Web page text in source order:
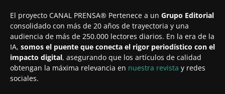
El proyecto CANAL PRENSA® Pertenece a un Grupo Editorial
consolidado con más de 20 años de trayectoria y una
audiencia de más de 250.000 lectores diarios. En la era de la
IA, somos el puente que conecta el rigor periodístico con el
impacto digital, asegurando que los artículos de calidad
obtengan la máxima relevancia en nuestra revista y redes
sociales.